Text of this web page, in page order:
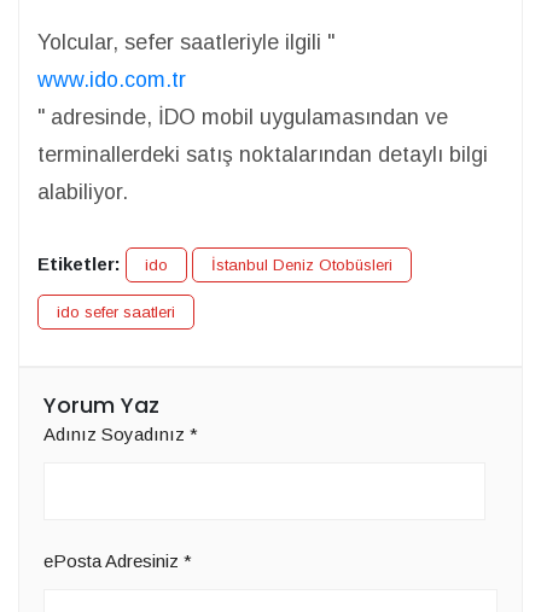
Yolcular, sefer saatleriyle ilgili "
www.ido.com.tr
" adresinde, İDO mobil uygulamasından ve
terminallerdeki satış noktalarından detaylı bilgi
alabiliyor.
Etiketler: ido İstanbul Deniz Otobüsleri
ido sefer saatleri
Yorum Yaz
Adınız Soyadınız *
ePosta Adresiniz *